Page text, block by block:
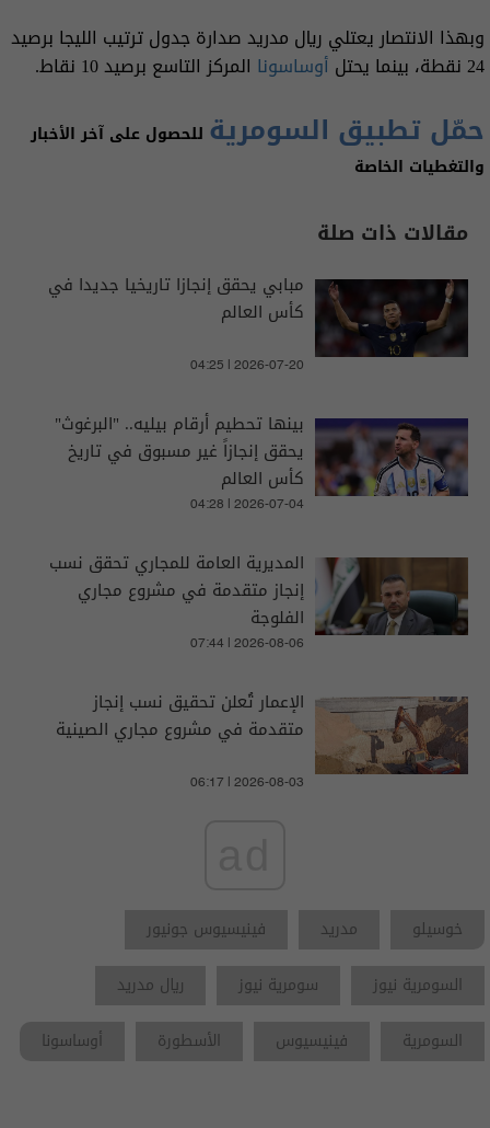
وبهذا الانتصار يعتلي ريال مدريد صدارة جدول ترتيب الليجا برصيد
24 نقطة، بينما يحتل
أوساسونا المركز التاسع برصيد 10 نقاط.
حمّل تطبيق السومرية للحصول على آخر الأخبار
والتغطيات الخاصة
مقالات ذات صلة
مبابي يحقق إنجازا تاريخيا جديدا في
كأس العالم
04:25 | 2026-07-20
بينها تحطيم أرقام بيليه.. "البرغوث"
يحقق إنجازاً غير مسبوق في تاريخ
كأس العالم
04:28 | 2026-07-04
المديرية العامة للمجاري تحقق نسب
إنجاز متقدمة في مشروع مجاري
الفلوجة
07:44 | 2026-08-06
الإعمار تُعلن تحقيق نسب إنجاز
متقدمة في مشروع مجاري الصينية
06:17 | 2026-08-03
خوسيلو مدريد
فينيسيوس جونيور
السومرية نيوز
سومرية نيوز
ريال مدريد
السومرية
فينيسيوس الأسطورة أوساسونا